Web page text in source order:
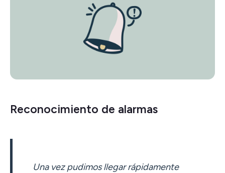
Reconocimiento de alarmas
Una vez pudimos llegar rápidamente